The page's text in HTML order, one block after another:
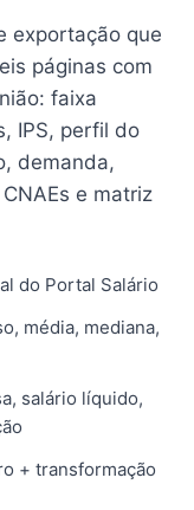
exportação que
páginas com
faixa
IPS, perfil do
demanda,
e matriz
do Portal Salário
média, mediana,
salário líquido,
+ transformação